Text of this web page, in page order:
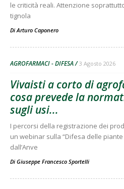
le criticità reali. Attenzione
tignola
DiArturo Caponero
AGROFARMACI - DIFESA 3 Agosto 2026
Vivaisti a corto di
cosa prevede la
sugli usi...
I percorsi della registrazione dei
un webinar sulla “Difesa delle
dall’Anve
Di Giuseppe Francesco Sportelli